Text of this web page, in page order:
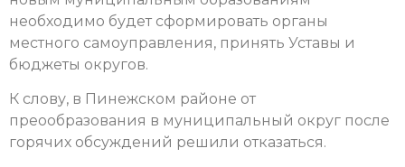
необходимо будет сформировать органы
местного самоуправления, принять Уставы и
бюджеты округов.
К слову, в Пинежском районе от
преообразования в муниципальный округ после
горячих обсуждений решили отказаться.